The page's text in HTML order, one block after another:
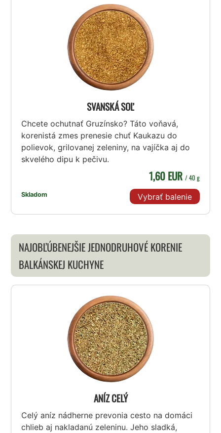
SVANSKÁ SOĽ
Chcete ochutnať Gruzínsko? Táto voňavá,
korenistá zmes prenesie chuť Kaukazu do
polievok, grilovanej zeleniny, na vajíčka aj do
skvelého dipu k pečivu.
Skladom
1,60 EUR / 40 g
Vybrať balenie
NAJOBĽÚBENEJŠIE JEDNODRUHOVÉ KORENIE
BALKÁNSKEJ KUCHYNE
ANÍZ CELÝ
Celý aníz nádherne prevonia cesto na domáci
chlieb aj nakladanú zeleninu. Jeho sladká,